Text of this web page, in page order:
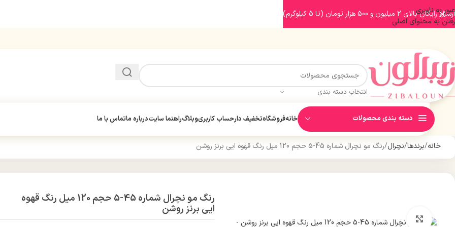
عبور به ناوبری
رفتن به محتوای اصلی
انتخاب دسته بندی
دسته بندی محصولات خانهفروشگاهتخفیف دارحساب کاربریوبلاگراهنما سایتدرباره ماتماس با ما
خانه برندها نچرال رنگ مو نچرال شماره 45-5 حجم 120 میل رنگ قهوه ایی برنز روشن
بزرگنمایی تصویر
رنگ مو نچرال شماره 45-5 حجم 120 میل رنگ قهوه
ایی برنز روشن
ارسال رایگان بالای 2 میلیون و 500 هزار تومان (تا 5 کیلوگرم)